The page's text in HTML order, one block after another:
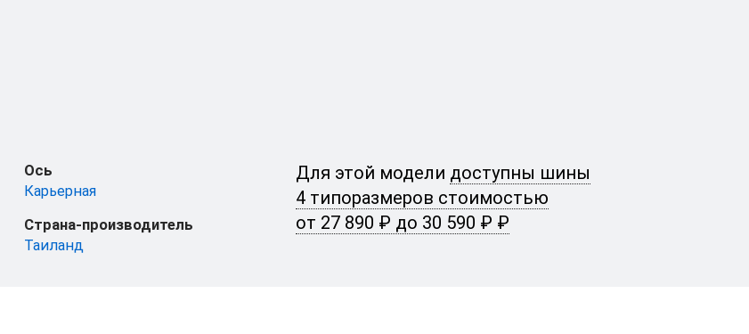
Ось
Карьерная
Страна-производитель
Таиланд
Для этой модели доступны шины
4 типоразмеров стоимостью
от 27 890 ₽ до 30 590 ₽ ₽